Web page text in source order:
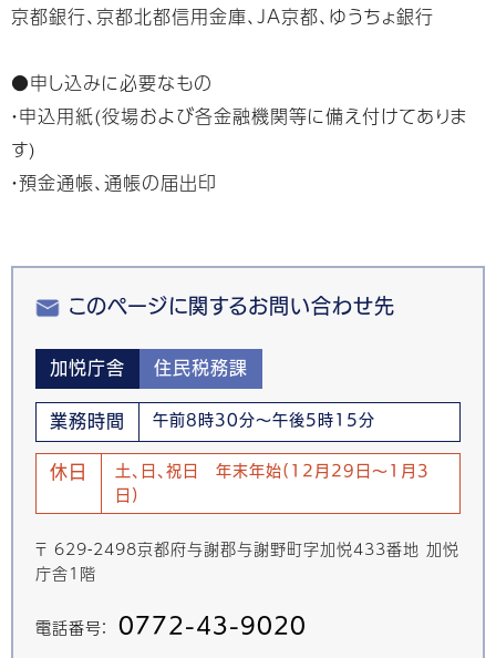
京都銀行、京都北都信用金庫、JA京都、ゆうちょ銀行
●申し込みに必要なもの
・申込用紙(役場および各金融機関等に備え付けてありま
す)
・預金通帳、通帳の届出印
このページに関するお問い合わせ先
加悦庁舎 住民税務課
業務時間 午前8時30分～午後5時15分
休日
土、日、祝日 年末年始(12月29日～1月3
日)
〒 629-2498京都府与謝郡与謝野町字加悦433番地 加悦
庁舎1階
電話番号： 0772-43-9020